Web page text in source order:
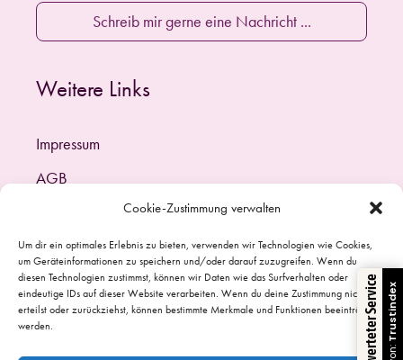
Cookie-Zustimmung verwalten
Um dir ein optimales Erlebnis zu bieten, verwenden wir Technologien wie Cookies,
um Geräteinformationen zu speichern und/oder darauf zuzugreifen. Wenn du
diesen Technologien zustimmst, können wir Daten wie das Surfverhalten oder
eindeutige IDs auf dieser Website verarbeiten. Wenn du deine Zustimmung nicht
erteilst oder zurückziehst, können bestimmte Merkmale und Funktionen beeinträchtigt
werden.
Schreib mir gerne eine Nachricht ...
Weitere Links
Impressum
AGB
Haftungsausschluss
Datenschutzerklärung (EU)
Cookie-Richtlinie (EU)
Trustindex